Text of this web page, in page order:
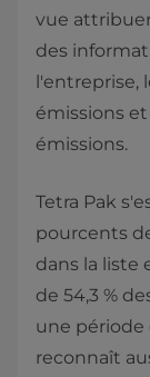
vue
des
l'entreprise,
émissions
émissions.
Tetra Pak
pourcents
dans la
de 54,3 %
une période
reconnaît